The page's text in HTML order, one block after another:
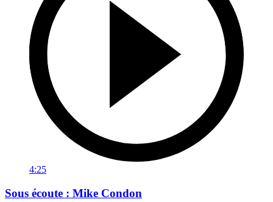
4:25
Sous écoute : Mike Condon